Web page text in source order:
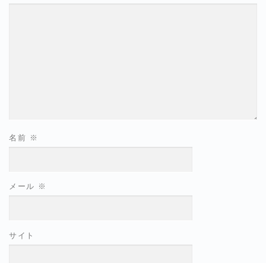
名前 ※
メール ※
サイト